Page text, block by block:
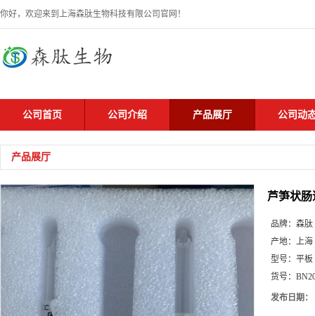
你好，欢迎来到上海森肽生物科技有限公司官网！
公司首页 公司介绍 产品展厅 公司动
产品展厅
芦笋状
品牌： 森肽
产地： 上海
型号： 平板
货号：
发布日期：